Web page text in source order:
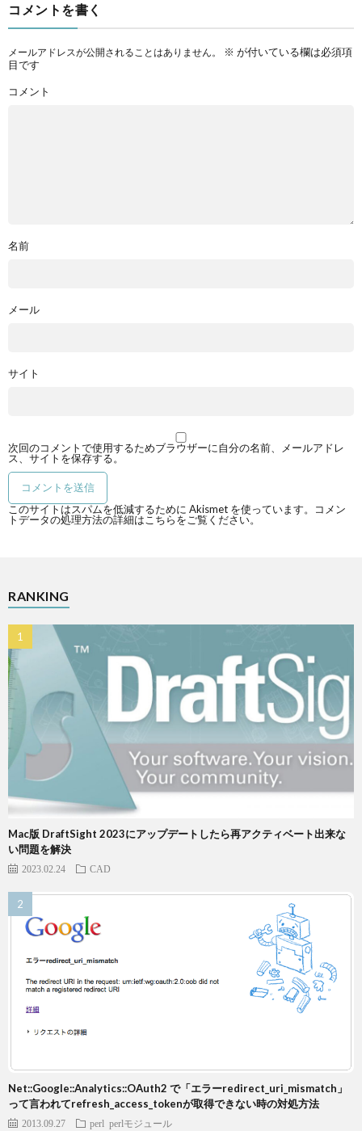
コメントを書く
メールアドレスが公開されることはありません。 ※ が付いている欄は必須項
目です
コメント
名前
メール
サイト
次回のコメントで使用するためブラウザーに自分の名前、メールアドレ
ス、サイトを保存する。
このサイトはスパムを低減するために Akismet を使っています。
コメン
トデータの処理方法の詳細はこちらをご覧ください。
RANKING
Mac版 DraftSight 2023にアップデートしたら再アクティベート出来な
い問題を解決
2023.02.24 CAD
Net::Google::Analytics::OAuth2 で「エラーredirect_uri_mismatch」
って言われてrefresh_access_tokenが取得できない時の対処方法
2013.09.27 perl perlモジュール